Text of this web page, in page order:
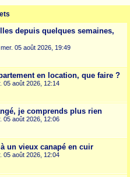
depuis quelques semaines,
mer. 05 août 2026, 19:49
en location, que faire ?
05 août 2026, 12:14
je comprends plus rien
05 août 2026, 12:06
un vieux canapé en cuir
05 août 2026, 12:04